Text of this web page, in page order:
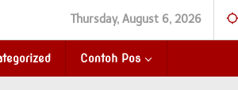
Thursday, August 6, 2026
Contoh Pos